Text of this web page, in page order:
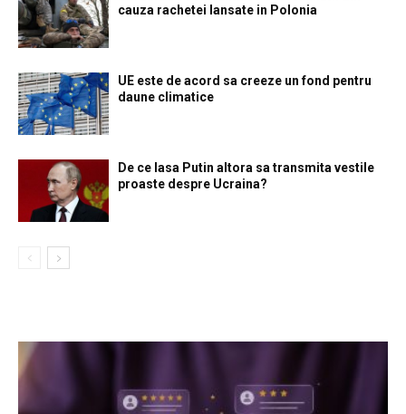
cauza rachetei lansate in Polonia
UE este de acord sa creeze un fond pentru
daune climatice
De ce lasa Putin altora sa transmita vestile
proaste despre Ucraina?